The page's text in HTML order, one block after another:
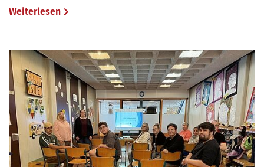
Weiterlesen